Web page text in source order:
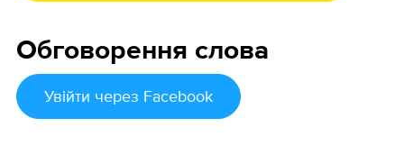
Обговорення слова
Увійти через Facebook